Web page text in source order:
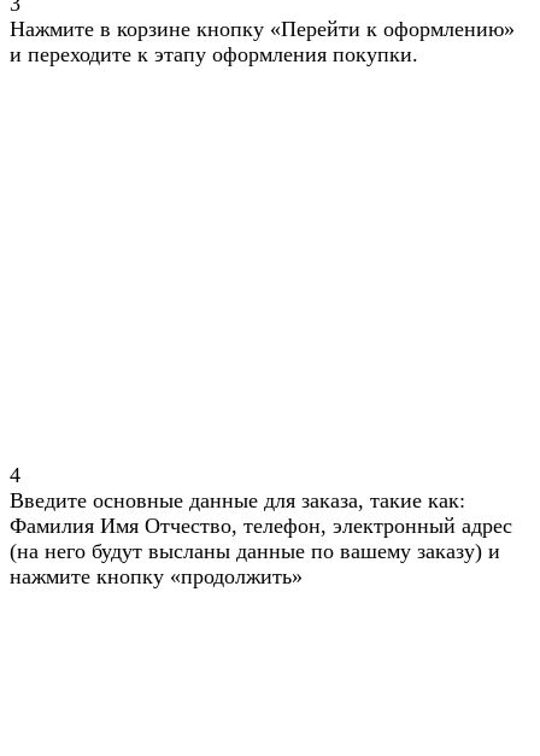
Нажмите в корзине кнопку «Перейти к оформлению»
и переходите к этапу оформления покупки.
4
Введите основные данные для заказа, такие как:
Фамилия Имя Отчество, телефон, электронный адрес
(на него будут высланы данные по вашему заказу) и
нажмите кнопку «продолжить»